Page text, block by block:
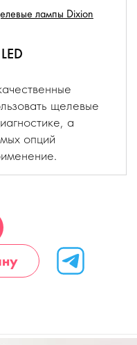
лампы Dixion
щелевые
а
опций